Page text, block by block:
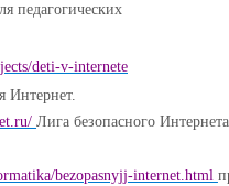
педагогических
deti-v-internete
Интернет.
Лига безопасного
bezopasnyjj-internet.html